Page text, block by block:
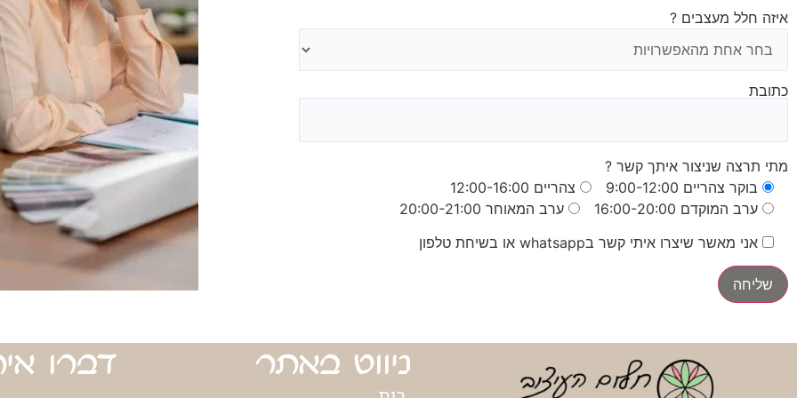
איזה חלל מעצבים ?
כתובת
מתי תרצה שניצור איתך קשר ?
בוקר צהריים 9:00-12:00
צהריים 12:00-16:00
ערב המוקדם 16:00-20:00
ערב המאוחר 20:00-21:00
אני מאשר שיצרו איתי קשר בwhatsapp או בשיחת טלפון
ניווט באתר דברו